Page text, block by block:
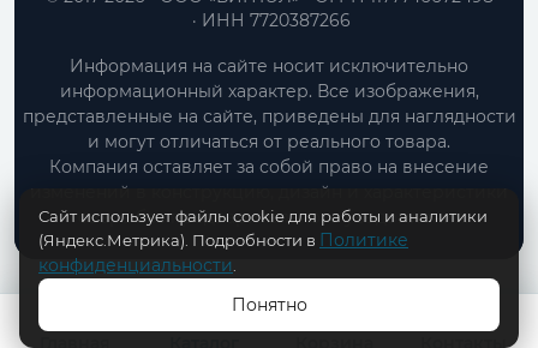
В КОРЗИНУ
ИНН 7720387266
Информация на сайте носит исключительно
информационный характер. Все изображения,
представленные на сайте, приведены для наглядности
и могут отличаться от реального товара.
Компания оставляет за собой право на внесение
изменений в конструкцию, дизайн и характеристики
товара без предварительного уведомления.
Сайт использует файлы cookie для работы и аналитики
(Яндекс.Метрика). Подробности в Политике
конфиденциальности
Понятно
Контакты